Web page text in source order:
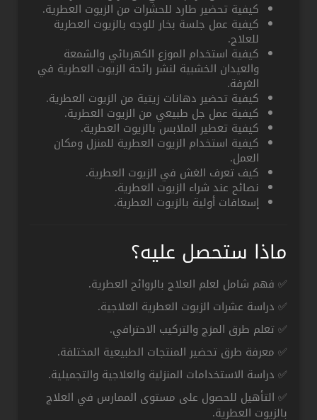
كيفية تحضير طارد للحشرات من الزيوت العطرية.
كيفية عمل جلسة بخار للوجه بالزيوت العطرية
للعلاج.
كيفية استخدام الموزع الكهربائي والشمعة
والعيدان الخشبية لنشر رائحة الزيوت العطرية في
الغرفة.
كيفية تحضير دهانات زيتية من الزيوت العطرية.
كيفية عمل جل طبيعي من الزيوت العطرية.
كيفية تعطير الملابس بالزيوت العطرية.
كيفية استخدام الزيوت العطرية للمنزل ومكان
العمل.
كيف تعرف الغش في الزيوت العطرية.
نصائح عند شراء الزيوت العطرية.
إسعافات أولية بالزيوت العطرية.
ماذا ستحصل عليه؟
✅ فهم شامل لعلم العلاج بالروائح العطرية.
✅ دراسة عشرات الزيوت العطرية العلاجية.
✅ تعلم طرق المزج والتركيب الاحترافي.
✅ معرفة طرق تحضير المنتجات الطبيعية المختلفة.
✅ دراسة الاستخدامات المنزلية والعلاجية والتجميلية.
✅ التأهيل للحصول على مستوى الممارس في العلاج
بالزيوت العطرية.